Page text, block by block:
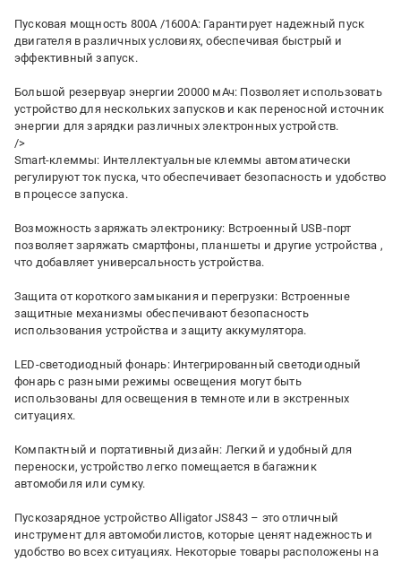
Пусковая мощность 800А /1600А: Гарантирует надежный пуск
двигателя в различных условиях, обеспечивая быстрый и
эффективный запуск.
Большой резервуар энергии 20000 мАч: Позволяет использовать
устройство для нескольких запусков и как переносной источник
энергии для зарядки различных электронных устройств.
/>
Smart-клеммы: Интеллектуальные клеммы автоматически
регулируют ток пуска, что обеспечивает безопасность и удобство
в процессе запуска.
Возможность заряжать электронику: Встроенный USB-порт
позволяет заряжать смартфоны, планшеты и другие устройства ,
что добавляет универсальность устройства.
Защита от короткого замыкания и перегрузки: Встроенные
защитные механизмы обеспечивают безопасность
использования устройства и защиту аккумулятора.
LED-светодиодный фонарь: Интегрированный светодиодный
фонарь с разными режимы освещения могут быть
использованы для освещения в темноте или в экстренных
ситуациях.
Компактный и портативный дизайн: Легкий и удобный для
переноски, устройство легко помещается в багажник
автомобиля или сумку.
Пускозарядное устройство Alligator JS843 – это отличный
инструмент для автомобилистов, которые ценят надежность и
удобство во всех ситуациях. Некоторые товары расположены на